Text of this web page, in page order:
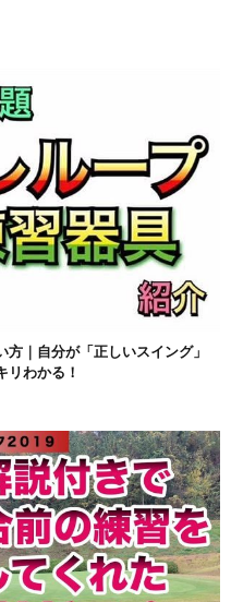
｜自分が「正しいスイング」
リわかる！